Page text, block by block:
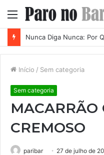
Menu
Início / Sem categoria
Sem categoria
MACARRÃO
CREMOSO
paribar 27 de julho de